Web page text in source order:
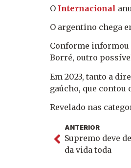
O Internacional
O argentino chega
Conforme informou
Borré, outro
Em 2023, tanto a
gaúcho, que contou
Revelado nas
ANTERIOR
Supremo deve
da vida toda